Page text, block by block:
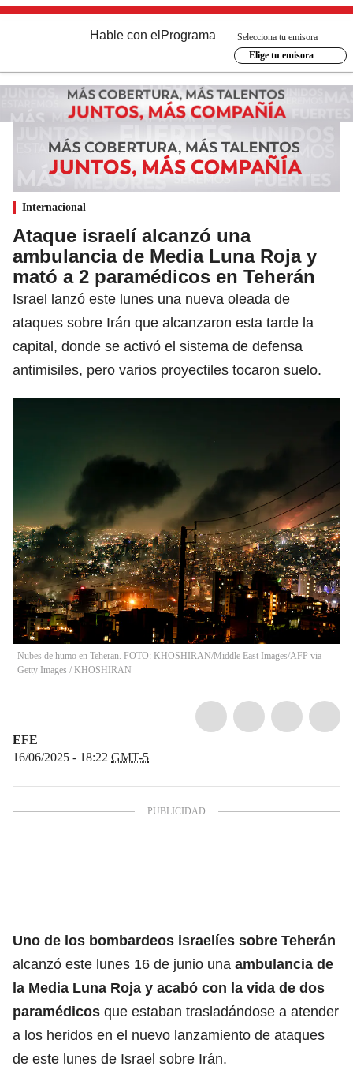
Hable con el Programa
Selecciona tu emisora
Elige tu emisora
Internacional
Ataque israelí alcanzó una
ambulancia de Media Luna Roja y
mató a 2 paramédicos en Teherán
Israel lanzó este lunes una nueva oleada de
ataques sobre Irán que alcanzaron esta tarde la
capital, donde se activó el sistema de defensa
antimisiles, pero varios proyectiles tocaron suelo.
Nubes de humo en Teheran. FOTO: KHOSHIRAN/Middle East Images/AFP via
Getty Images / KHOSHIRAN
EFE
16/06/2025 - 18:22 GMT-5
Uno de los bombardeos israelíes sobre Teherán
alcanzó este lunes 16 de junio una ambulancia de
la Media Luna Roja y acabó con la vida de dos
paramédicos que estaban trasladándose a atender
a los heridos en el nuevo lanzamiento de ataques
de este lunes de Israel sobre Irán.